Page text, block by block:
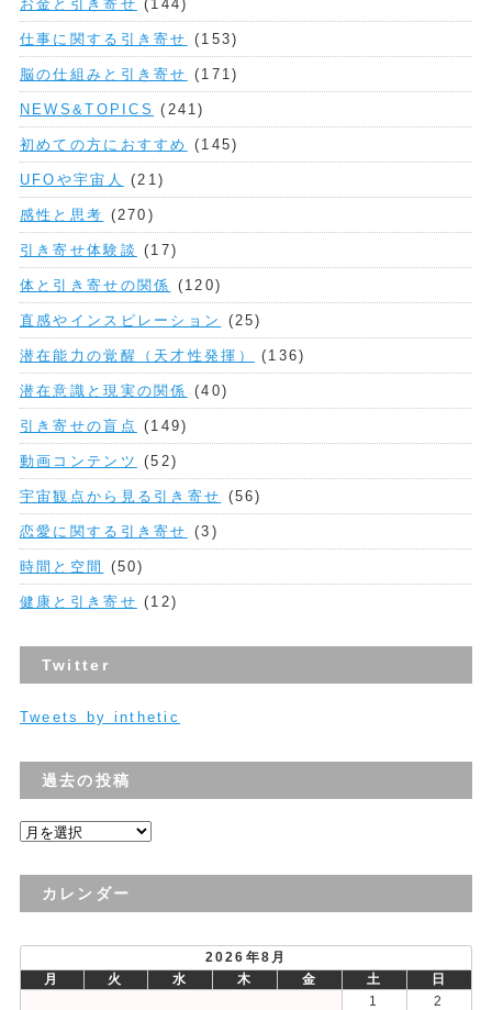
お金と引き寄せ (144)
仕事に関する引き寄せ (153)
脳の仕組みと引き寄せ (171)
NEWS&TOPICS (241)
初めての方におすすめ (145)
UFOや宇宙人 (21)
感性と思考 (270)
引き寄せ体験談 (17)
体と引き寄せの関係 (120)
直感やインスピレーション (25)
潜在能力の覚醒（天才性発揮） (136)
潜在意識と現実の関係 (40)
引き寄せの盲点 (149)
動画コンテンツ (52)
宇宙観点から見る引き寄せ (56)
恋愛に関する引き寄せ (3)
時間と空間 (50)
健康と引き寄せ (12)
Twitter
Tweets by inthetic
過去の投稿
過
の
カレンダー
2026年8月
月
火 水 木 金 土
日
1
2